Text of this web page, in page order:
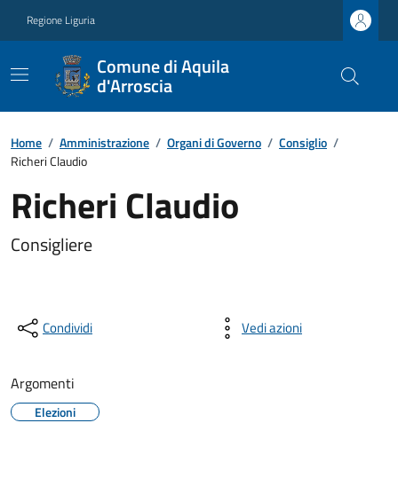
Regione Liguria
Comune di Aquila
d'Arroscia
Home / Amministrazione / Organi di Governo / Consiglio /
Richeri Claudio
Richeri Claudio
Consigliere
Condividi Vedi azioni
Argomenti
Elezioni